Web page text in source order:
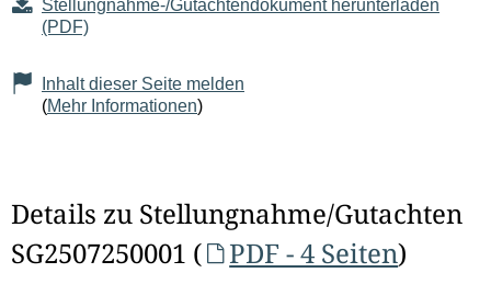
Stellungnahme-/Gutachtendokument herunterladen
(PDF)
Inhalt dieser Seite melden
(Mehr Informationen)
Details zu Stellungnahme/Gutachten
SG2507250001 (
PDF - 4 Seiten)